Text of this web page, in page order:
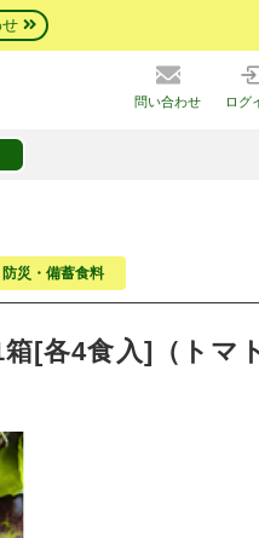
問い合わせ ログ
災・備蓄食料
[各4食入]（トマ